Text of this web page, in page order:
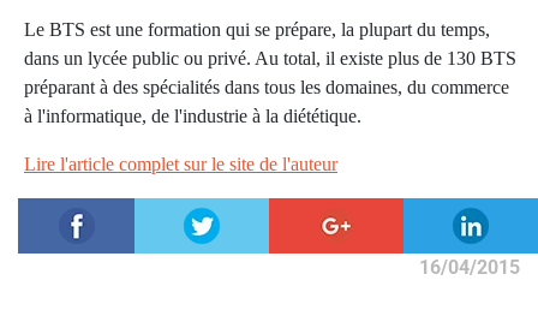
Le BTS est une formation qui se prépare, la plupart du temps,
dans un lycée public ou privé. Au total, il existe plus de 130 BTS
préparant à des spécialités dans tous les domaines, du commerce
à l'informatique, de l'industrie à la diététique.
Lire l'article complet sur le site de l'auteur
16/04/2015